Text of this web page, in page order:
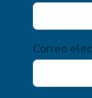
Correo